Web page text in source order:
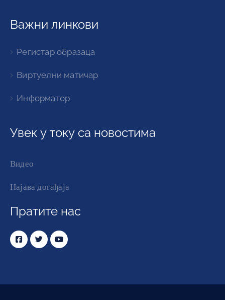
Важни линкови
Регистар образаца
Виртуелни матичар
Информатор
Увек у току са новостима
Видео
Најава догађаја
Пратите нас